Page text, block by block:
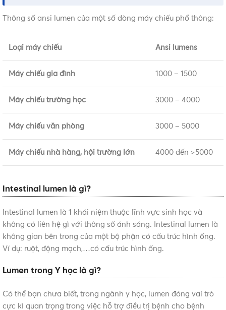
Thông số ansi lumen của một số dòng máy chiếu phổ thông:
Loại máy chiếu Ansi lumens
Máy chiếu gia đình 1000 – 1500
Máy chiếu trường học 3000 – 4000
Máy chiếu văn phòng 3000 – 5000
Máy chiếu nhà hàng, hội trường lớn 4000 đến >5000
Intestinal lumen là gì?
Intestinal lumen là 1 khái niệm thuộc lĩnh vực sinh học và
không có liên hệ gì với thông số ánh sáng. Intestinal lumen là
không gian bên trong của một bộ phận có cấu trúc hình ống.
Ví dụ: ruột, động mạch,…có cấu trúc hình ống.
Lumen trong Y học là gì?
Có thể bạn chưa biết, trong ngành y học, lumen đóng vai trò
cực kì quan trọng trong việc hỗ trợ điều trị bệnh cho bệnh